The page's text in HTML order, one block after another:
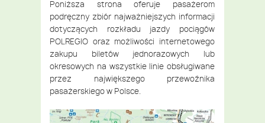
Poniższa strona oferuje pasażerom
podręczny zbiór najważniejszych informacji
dotyczących rozkładu jazdy pociągów
POLREGIO oraz możliwości internetowego
zakupu biletów jednorazowych lub
okresowych na wszystkie linie obsługiwane
przez największego przewoźnika
pasażerskiego w Polsce.